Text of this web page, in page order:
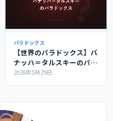
パラドックス
【世界のパラドックス】バ
ナッハ＝タルスキーのパラ
ドックス ─ 球を分解する
2026年5月29日